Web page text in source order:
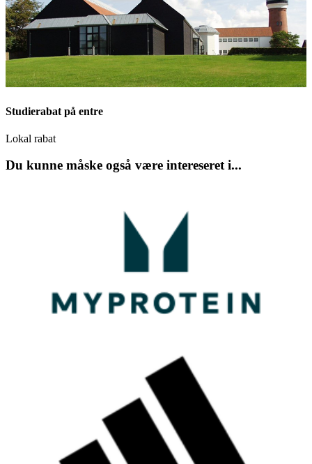
Studierabat på entre
Lokal rabat
Du kunne måske også være intereseret i...